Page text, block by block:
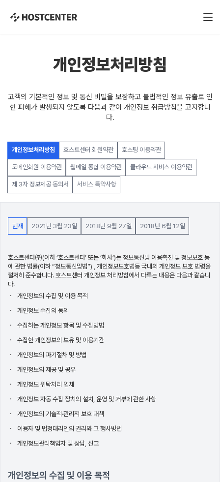
개인정보처리방침
고객의 기본적인 정보 및 통신 비밀을 보장하고 불법적인 정보 유출로 인
한 피해가 발생되지 않도록 다음과 같이 개인정보 취급방침을 고지합니
다.
개인정보처리방침 호스트센터 회원약관 호스팅 이용약관
도메인회원 이용약관 웹메일 통합 이용약관 클라우드 서비스 이용약관
제 3자 정보제공 동의서 서비스 특약사항
현재 2021년 3월 23일 2018년 9월 27일 2018년 6월 12일
호스트센터㈜(이하 ‘호스트센터’ 또는 ‘회사’)는 정보통신망 이용촉진 및 정보보호 등
에 관한 법률(이하 “정보통신망법”) , 개인정보보호법등 국내의 개인정보 보호 법령을
철저히 준수합니다. 호스트센터 개인정보 처리방침에서 다루는 내용은 다음과 같습니
다.
개인정보의 수집 및 이용 목적
개인정보 수집의 동의
수집하는 개인정보 항목 및 수집방법
수집한 개인정보의 보유 및 이용기간
개인정보의 파기절차 및 방법
개인정보의 제공 및 공유
개인정보 위탁처리 업체
개인정보 자동 수집 장치의 설치, 운영 및 거부에 관한 사항
개인정보의 기술적·관리적 보호 대책
이용자 및 법정대리인의 권리와 그 행사방법
개인정보관리책임자 및 상담, 신고
개인정보의 수집 및 이용 목적